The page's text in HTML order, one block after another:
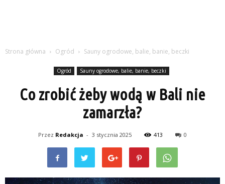
Strona główna Ogród Sauny ogrodowe, balie, banie, beczki
Ogród Sauny ogrodowe, balie, banie, beczki
Co zrobić żeby wodą w Bali nie
zamarzła?
Przez Redakcja - 3 stycznia 2025 413 0